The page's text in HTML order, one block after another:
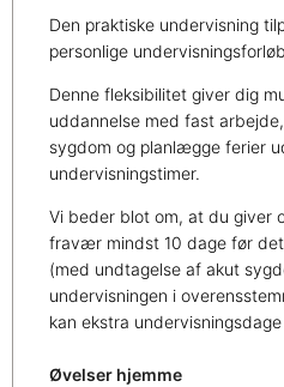
Den praktiske undervisning
personlige
Denne fleksibilitet giver dig
uddannelse med fast
sygdom og planlægge ferier
undervisningstimer.
Vi beder blot om, at du giver
fravær mindst 10 dage før
(med undtagelse af akut
undervisningen i
kan ekstra
Øvelser hjemme